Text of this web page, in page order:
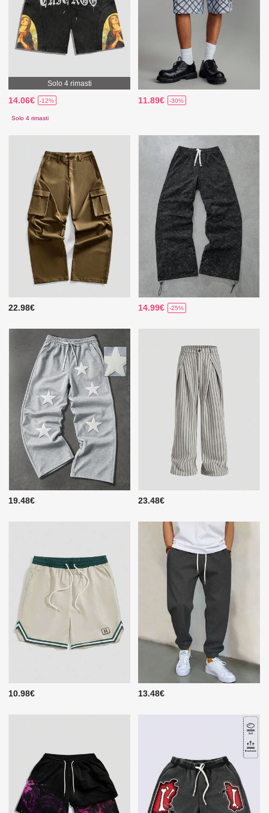
Solo 4 rimasti
14.06€ -12%
Solo 4 rimasti
11.89€ -30%
22.98€ 14.99€ -25%
19.48€ 23.48€
10.98€ 13.48€